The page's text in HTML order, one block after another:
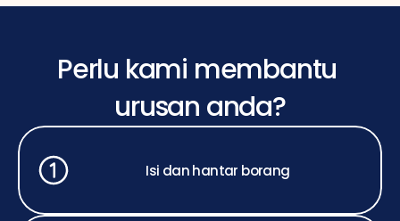
Perlu kami membantu
urusan anda?
Isi dan hantar borang